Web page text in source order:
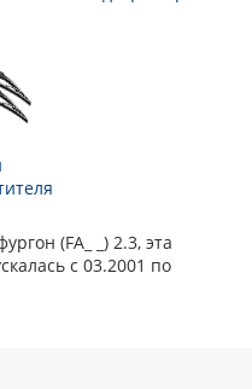
(FA_ _) 2.3, эта
с 03.2001 по